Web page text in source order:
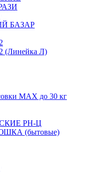
БАЗАР
(Линейка Л)
MAX до 30 кг
РН-Ц
(бытовые)